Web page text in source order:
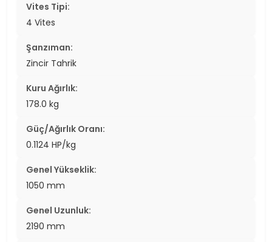
Vites Tipi:
4 Vites
Şanzıman:
Zincir Tahrik
Kuru Ağırlık:
178.0 kg
Güç/Ağırlık Oranı:
0.1124 HP/kg
Genel Yükseklik:
1050 mm
Genel Uzunluk:
2190 mm